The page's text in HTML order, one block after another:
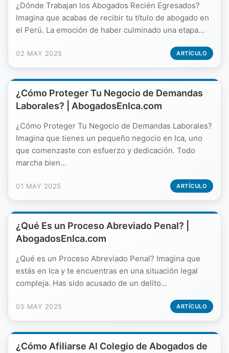
¿Dónde Trabajan los Abogados Recién Egresados?
Imagina que acabas de recibir tu título de abogado en
el Perú. La emoción de haber culminado una etapa...
02 MAY 2025 ARTÍCULO
¿Cómo Proteger Tu Negocio de Demandas
Laborales? | AbogadosEnIca.com
¿Cómo Proteger Tu Negocio de Demandas Laborales?
Imagina que tienes un pequeño negocio en Ica, uno
que comenzaste con esfuerzo y dedicación. Todo
marcha bien...
01 MAY 2025 ARTÍCULO
¿Qué Es un Proceso Abreviado Penal? |
AbogadosEnIca.com
¿Qué es un Proceso Abreviado Penal? Imagina que
estás en Ica y te encuentras en una situación legal
compleja. Has sido acusado de un delito...
05 MAY 2025 ARTÍCULO
¿Cómo Afiliarse Al Colegio de Abogados de